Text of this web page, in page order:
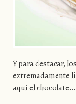
Y para destacar,
extremadamente
aquí el chocolate…